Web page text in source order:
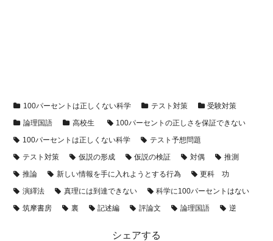
100パーセントは正しくない科学 テスト対策
受験対策
論理国語
高校生
100パーセントの正しさを保証できない
100パーセントは正しくない科学
テスト予想問題
テスト対策
仮説の形成 仮説の検証 対偶
推測
推論
新しい情報を手に入れようとする行為
更科 功
演繹法
真理には到達できない
科学に100パーセントはない
筑摩書房
裏 記述編 評論文 論理国語 逆
シェアする